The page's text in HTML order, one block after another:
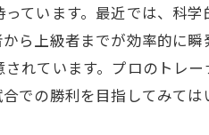
ています。最近では、科
ら上級者までが効率的に
れています。プロのトレ
での勝利を目指してみては